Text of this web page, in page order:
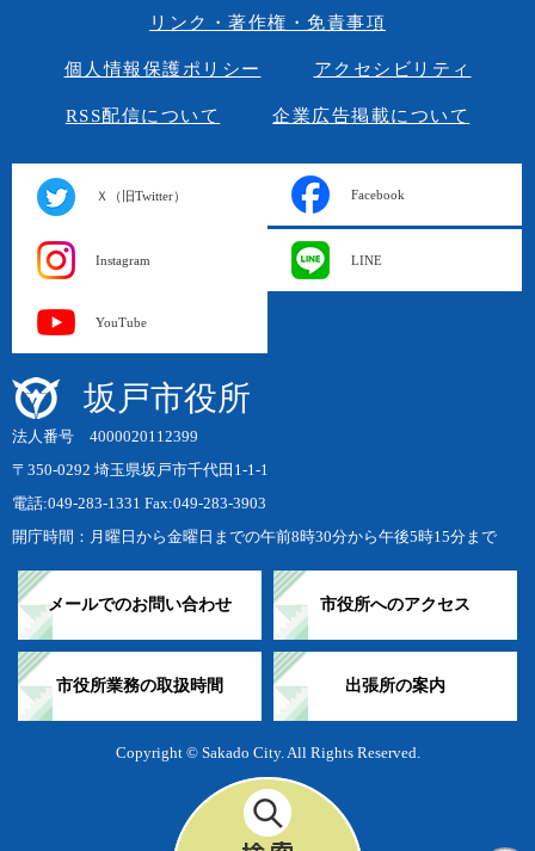
リンク・著作権・免責事項
個人情報保護ポリシー アクセシビリティ
RSS配信について 企業広告掲載について
Ｘ（旧Twitter） Facebook
Instagram LINE
YouTube
坂戸市役所
法人番号 4000020112399
〒350-0292 埼玉県坂戸市千代田1-1-1
電話:049-283-1331 Fax:049-283-3903
開庁時間：月曜日から金曜日までの午前8時30分から午後5時15分まで
メールでのお問い合わせ 市役所へのアクセス
市役所業務の取扱時間 出張所の案内
Copyright © Sakado City. All Rights Reserved.